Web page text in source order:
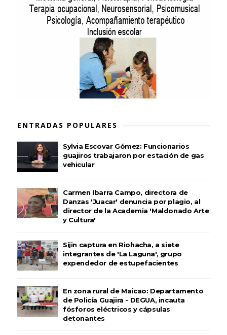
ENTRADAS POPULARES
Sylvia Escovar Gómez: Funcionarios
guajiros trabajaron por estación de gas
vehicular
Carmen Ibarra Campo, directora de
Danzas 'Juacar' denuncia por plagio, al
director de la Academia 'Maldonado Arte
y Cultura'
Sijin captura en Riohacha, a siete
integrantes de 'La Laguna', grupo
expendedor de estupefacientes
En zona rural de Maicao: Departamento
de Policía Guajira - DEGUA, incauta
fósforos eléctricos y cápsulas
detonantes